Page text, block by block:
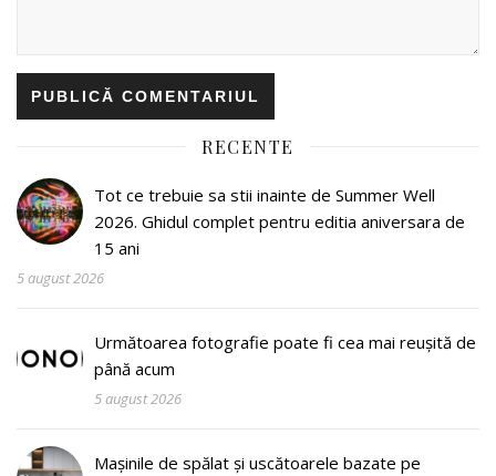
RECENTE
Tot ce trebuie sa stii inainte de Summer Well
2026. Ghidul complet pentru editia aniversara de
15 ani
5 august 2026
Următoarea fotografie poate fi cea mai reușită de
până acum
5 august 2026
Mașinile de spălat și uscătoarele bazate pe